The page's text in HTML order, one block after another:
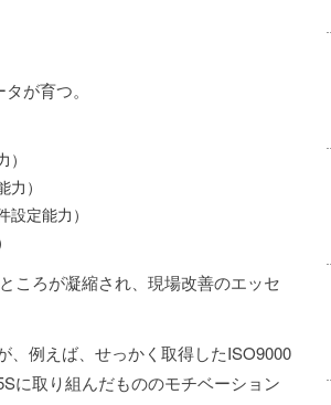
が育つ。
）
定能力）
ころが凝縮され、現場改善のエッセ
、例えば、せっかく取得したISO9000
に取り組んだもののモチベーション